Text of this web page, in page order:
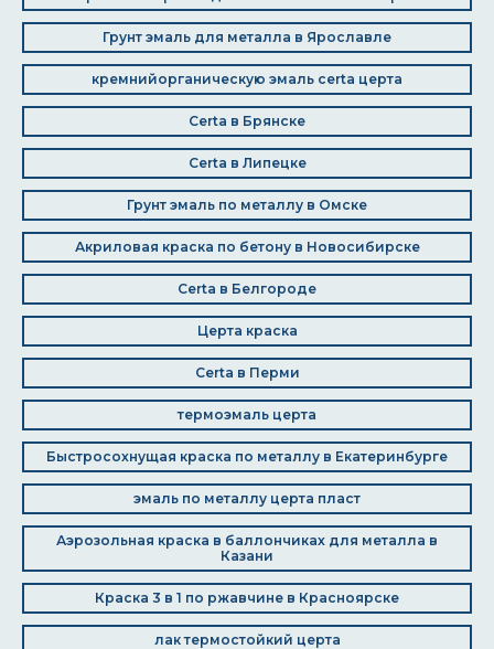
Грунт эмаль для металла в Ярославле
кремнийорганическую эмаль certa церта
Certa в Брянске
Certa в Липецке
Грунт эмаль по металлу в Омске
Акриловая краска по бетону в Новосибирске
Certa в Белгороде
Церта краска
Certa в Перми
термоэмаль церта
Быстросохнущая краска по металлу в Екатеринбурге
эмаль по металлу церта пласт
Аэрозольная краска в баллончиках для металла в
Казани
Краска 3 в 1 по ржавчине в Красноярске
лак термостойкий церта